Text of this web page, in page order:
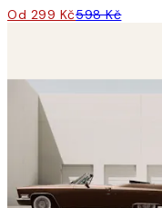
Od 299 Kč598 Kč